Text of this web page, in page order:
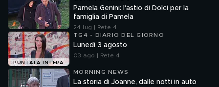
Pamela Genini: l'astio di Dolci per la
famiglia di Pamela
24 lug | Rete 4
PUNTATA INTERA
TG4 - DIARIO DEL GIORNO
Lunedì 3 agosto
03 ago | Rete 4
MORNING NEWS
La storia di Joanne, dalle notti in auto